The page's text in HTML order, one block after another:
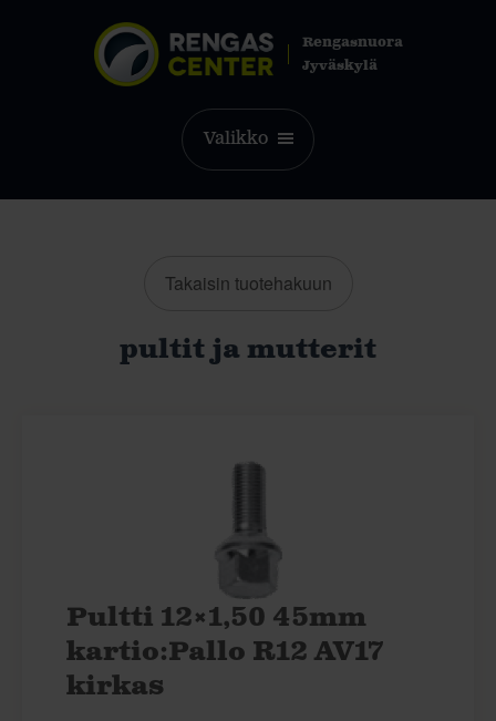
Rengasnuora
Jyväskylä
Valikko
Takaisin tuotehakuun
pultit ja mutterit
Pultti 12×1,50 45mm
kartio:Pallo R12 AV17
kirkas